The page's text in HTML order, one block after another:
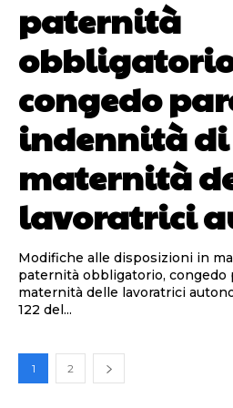
paternità
congedo
indennità di
maternità
lavoratrici
Modifiche alle disposizioni in
paternità obbligatorio,
maternità delle lavoratrici autonome Con la
122 del...
1 2